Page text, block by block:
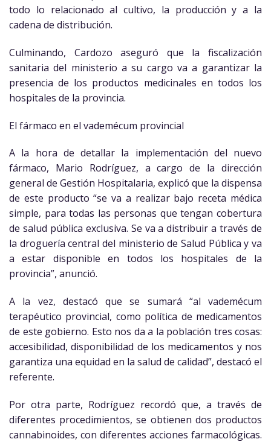
todo lo relacionado al cultivo, la producción y a la
cadena de distribución.
Culminando, Cardozo aseguró que la fiscalización
sanitaria del ministerio a su cargo va a garantizar la
presencia de los productos medicinales en todos los
hospitales de la provincia.
El fármaco en el vademécum provincial
A la hora de detallar la implementación del nuevo
fármaco, Mario Rodríguez, a cargo de la dirección
general de Gestión Hospitalaria, explicó que la dispensa
de este producto “se va a realizar bajo receta médica
simple, para todas las personas que tengan cobertura
de salud pública exclusiva. Se va a distribuir a través de
la droguería central del ministerio de Salud Pública y va
a estar disponible en todos los hospitales de la
provincia”, anunció.
A la vez, destacó que se sumará “al vademécum
terapéutico provincial, como política de medicamentos
de este gobierno. Esto nos da a la población tres cosas:
accesibilidad, disponibilidad de los medicamentos y nos
garantiza una equidad en la salud de calidad”, destacó el
referente.
Por otra parte, Rodríguez recordó que, a través de
diferentes procedimientos, se obtienen dos productos
cannabinoides, con diferentes acciones farmacológicas.